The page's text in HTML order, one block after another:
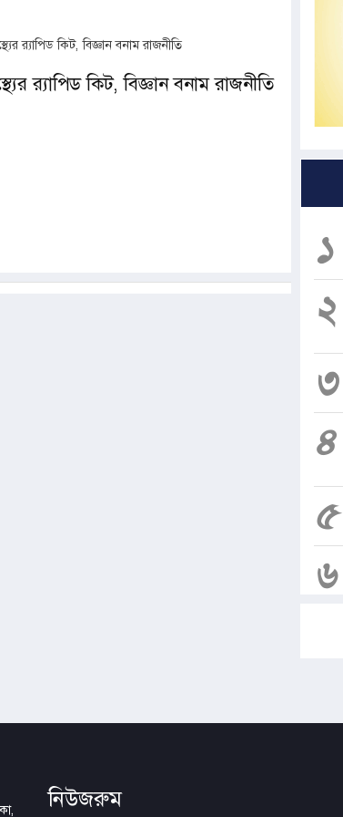
র‍্যাপিড কিট, বিজ্ঞান বনাম রাজনীতি
১
২
৩
৪
৫
৬
নিউজরুম